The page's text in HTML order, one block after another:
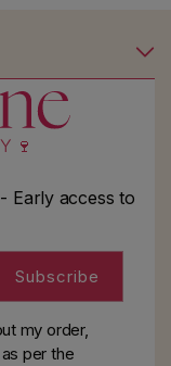
🍷
Early access to
Subscribe
my order,
as perthe